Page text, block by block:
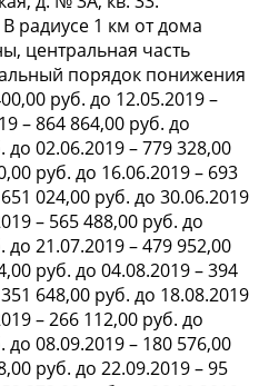
радиусе 1 км от дома
центральная часть
порядок понижения
руб. до 12.05.2019 –
– 864 864,00 руб. до
до 02.06.2019 – 779 328,00
руб. до 16.06.2019 – 693
024,00 руб. до 30.06.2019
– 565 488,00 руб. до
до 21.07.2019 – 479 952,00
руб. до 04.08.2019 – 394
648,00 руб. до 18.08.2019
– 266 112,00 руб. до
до 08.09.2019 – 180 576,00
руб. до 22.09.2019 – 95